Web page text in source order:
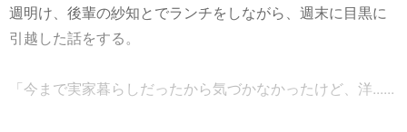
週明け、後輩の紗知とでランチをしながら、週末に目黒に
引越した話をする。
「今まで実家暮らしだったから気づかなかったけど、洋......